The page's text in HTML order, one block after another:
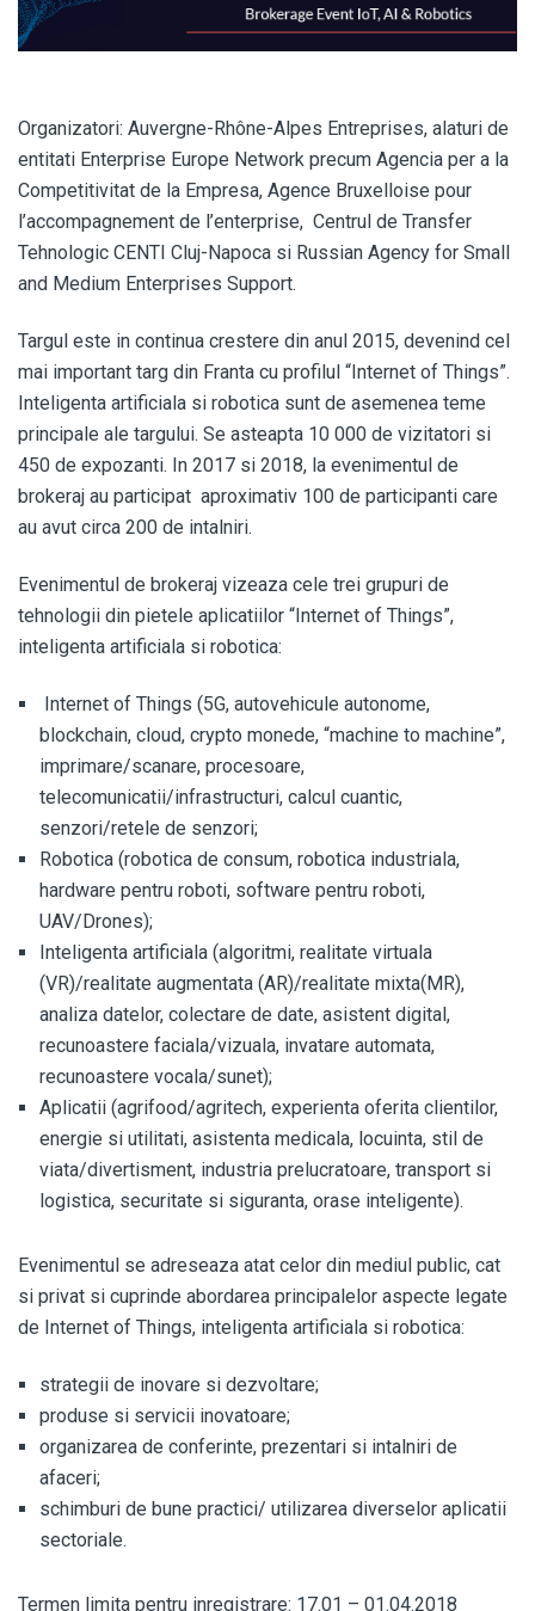
Organizatori: Auvergne-Rhône-Alpes Entreprises, alaturi de
entitati Enterprise Europe Network precum Agencia per a la
Competitivitat de la Empresa, Agence Bruxelloise pour
l’accompagnement de l’enterprise, Centrul de Transfer
Tehnologic CENTI Cluj-Napoca si Russian Agency for Small
and Medium Enterprises Support.
Targul este in continua crestere din anul 2015, devenind cel
mai important targ din Franta cu profilul “Internet of Things”.
Inteligenta artificiala si robotica sunt de asemenea teme
principale ale targului. Se asteapta 10 000 de vizitatori si
450 de expozanti. In 2017 si 2018, la evenimentul de
brokeraj au participat aproximativ 100 de participanti care
au avut circa 200 de intalniri.
Evenimentul de brokeraj vizeaza cele trei grupuri de
tehnologii din pietele aplicatiilor “Internet of Things”,
inteligenta artificiala si robotica:
Internet of Things (5G, autovehicule autonome,
blockchain, cloud, crypto monede, “machine to machine”,
imprimare/scanare, procesoare,
telecomunicatii/infrastructuri, calcul cuantic,
senzori/retele de senzori;
Robotica (robotica de consum, robotica industriala,
hardware pentru roboti, software pentru roboti,
UAV/Drones);
Inteligenta artificiala (algoritmi, realitate virtuala
(VR)/realitate augmentata (AR)/realitate mixta(MR),
analiza datelor, colectare de date, asistent digital,
recunoastere faciala/vizuala, invatare automata,
recunoastere vocala/sunet);
Aplicatii (agrifood/agritech, experienta oferita clientilor,
energie si utilitati, asistenta medicala, locuinta, stil de
viata/divertisment, industria prelucratoare, transport si
logistica, securitate si siguranta, orase inteligente).
Evenimentul se adreseaza atat celor din mediul public, cat
si privat si cuprinde abordarea principalelor aspecte legate
de Internet of Things, inteligenta artificiala si robotica:
strategii de inovare si dezvoltare;
produse si servicii inovatoare;
organizarea de conferinte, prezentari si intalniri de
afaceri;
schimburi de bune practici/ utilizarea diverselor aplicatii
sectoriale.
Termen limita pentru inregistrare: 17.01 – 01.04.2018